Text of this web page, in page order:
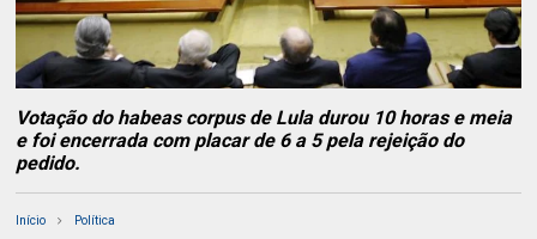
Votação do habeas corpus de Lula durou 10 horas e meia
e foi encerrada com placar de 6 a 5 pela rejeição do
pedido.
Início Política